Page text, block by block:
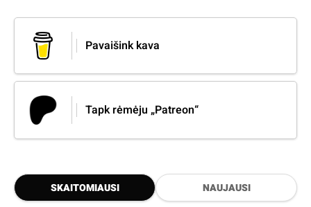
Pavaišink kava
Tapk rėmėju „Patreon“
SKAITOMIAUSI NAUJAUSI